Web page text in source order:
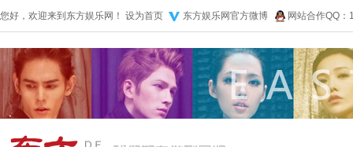
您好，欢迎来到东方娱乐网！ 设为首页 东方娱乐网官方微博 网站合作QQ